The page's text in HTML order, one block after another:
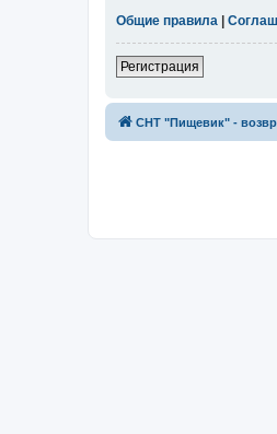
Общие правила
Регистрация
СНТ "Пищевик" -